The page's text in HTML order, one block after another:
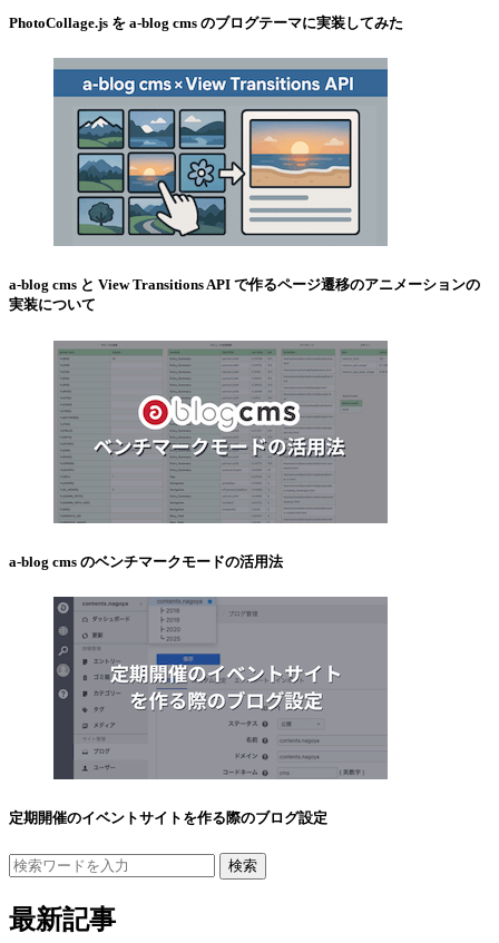
PhotoCollage.js を a-blog cms のブログテーマに実装してみた
a-blog cms と View Transitions API で作るページ遷移のアニメーションの
実装について
a-blog cms のベンチマークモードの活用法
定期開催のイベントサイトを作る際のブログ設定
検索
最新記事